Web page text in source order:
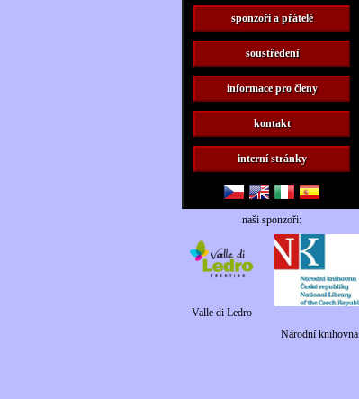
sponzoři a přátelé
soustředení
informace pro členy
kontakt
interní stránky
naši sponzoři:
Valle di Ledro
Národní knihovna